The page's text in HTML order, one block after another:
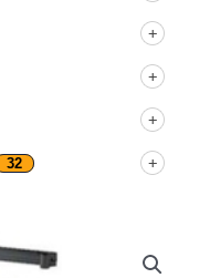
32